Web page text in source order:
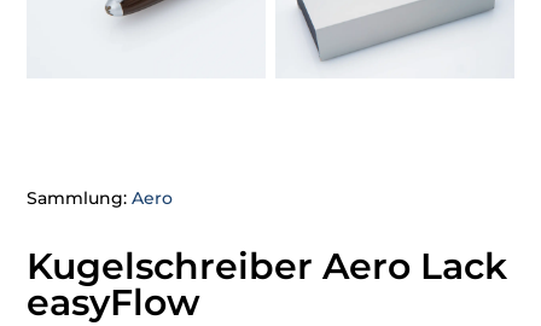
Sammlung:Aero
Kugelschreiber Aero Lack
easyFlow